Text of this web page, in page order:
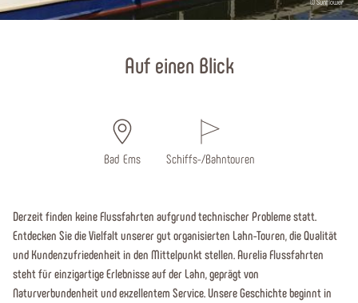
Auf einen Blick
Bad Ems Schiffs-/Bahntouren
Derzeit finden keine Flussfahrten aufgrund technischer Probleme statt.
Entdecken Sie die Vielfalt unserer gut organisierten Lahn-Touren, die Qualität
und Kundenzufriedenheit in den Mittelpunkt stellen. Aurelia Flussfahrten
steht für einzigartige Erlebnisse auf der Lahn, geprägt von
Naturverbundenheit und exzellentem Service. Unsere Geschichte beginnt in